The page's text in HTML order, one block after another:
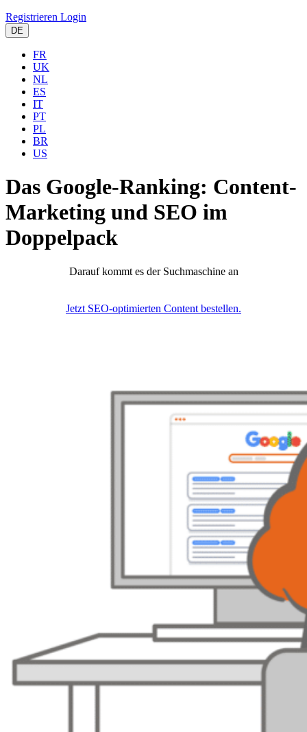
Registrieren Login
DE
FR
UK
NL
ES
IT
PT
PL
BR
US
Das Google-Ranking: Content-
Marketing und SEO im
Doppelpack
Darauf kommt es der Suchmaschine an
Jetzt SEO-optimierten Content bestellen.